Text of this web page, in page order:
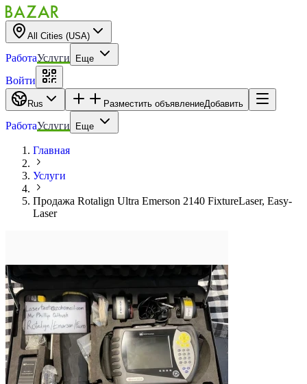
All Cities (USA)
РаботаУслуги Еще
Войти
Rus Разместить объявлениеДобавить
РаботаУслуги Еще
Главная
Услуги
Продажа Rotalign Ultra Emerson 2140 FixtureLaser, Easy-
Laser